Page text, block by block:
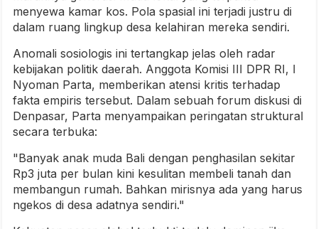
menyewa kamar kos. Pola spasial ini terjadi justru di
dalam ruang lingkup desa kelahiran mereka sendiri.
Anomali sosiologis ini tertangkap jelas oleh radar
kebijakan politik daerah. Anggota Komisi III DPR RI, I
Nyoman Parta, memberikan atensi kritis terhadap
fakta empiris tersebut. Dalam sebuah forum diskusi di
Denpasar, Parta menyampaikan peringatan struktural
secara terbuka:
"Banyak anak muda Bali dengan penghasilan sekitar
Rp3 juta per bulan kini kesulitan membeli tanah dan
membangun rumah. Bahkan mirisnya ada yang harus
ngekos di desa adatnya sendiri."